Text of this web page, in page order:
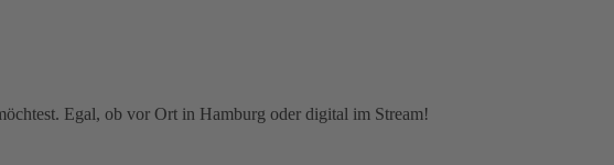
Egal, ob vor Ort in Hamburg oder digital im Stream!